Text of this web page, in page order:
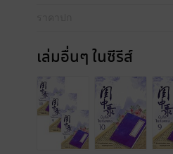
เล่มอื่นๆ ในซีรีส์